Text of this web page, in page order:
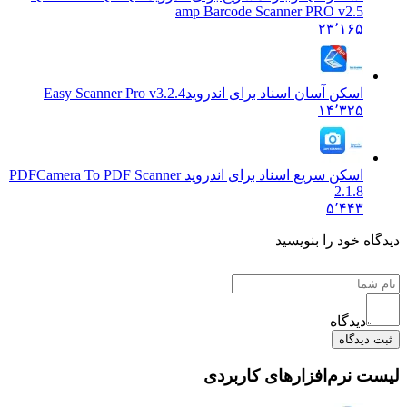
amp Barcode Scanner PRO v2.5
۲۳٬۱۶۵
اسکن آسان اسناد برای اندروید Easy Scanner Pro v3.2.4
۱۴٬۳۲۵
اسکن سریع اسناد برای اندروید PDF Camera To PDF Scanner
خود را بنویسید
نرم‌افزارهای کاربردی